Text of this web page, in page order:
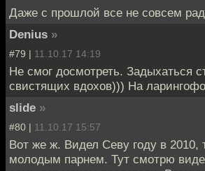
Даже с прошлой все не совсем
Denius »
#79 | 11.10.17 14:19
Не смог досмотреть. Задыхаться
свистящих вдохов))) На
slide »
#80 | 11.10.17 15:57
Вот же ж. Видел Севу году в
молодым парнем. Тут смотрю